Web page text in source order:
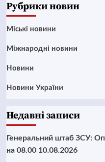
Рубрики новин
Mіські новини
Міжнародні новини
Новини
Новини України
Недавні записи
Генеральний штаб ЗСУ:
на 08.00 10.08.2026